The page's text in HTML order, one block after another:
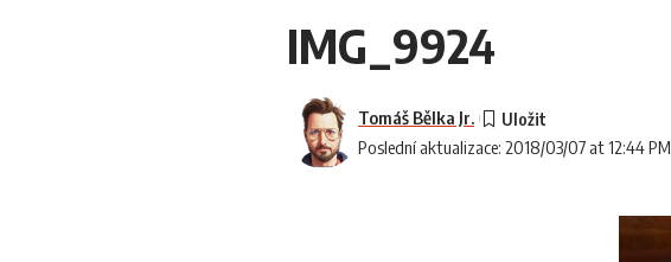
IMG_9924
Poslední aktualizace: 2018/03/07 at 12:44 PM
Tomáš Bělka Jr.